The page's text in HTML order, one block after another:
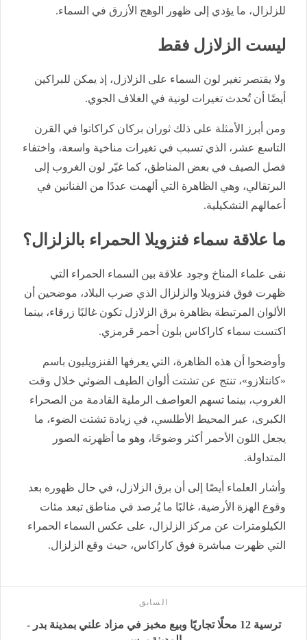
للزلزال، ما يؤدي إلى ظهور الوهج الأزرق في السماء.
ليست الزلازل فقط
ولا يقتصر تغير لون السماء على الزلازل، إذ يمكن للبراكين
أيضًا أن تُحدث تغيرات لونية في الغلاف الجوي.
ومن أبرز الأمثلة على ذلك ثوران بركان كراكاتوا في القرن
التاسع عشر، الذي تسبب في تغيرات مناخية واسعة، واختفاء
فصل الصيف في بعض المناطق، كما غيّر لون الغروب إلى
البرتقالي، وهي الظاهرة التي ألهمت عددًا من الفنانين في
أعمالهم التشكيلية.
ما علاقة سماء فنزويلا الحمراء بالزلزال؟
نفى علماء المناخ وجود علاقة بين السماء الحمراء التي
ظهرت فوق فنزويلا والزلزال الذي ضرب البلاد، موضحين أن
الألوان المرتبطة بظاهرة برق الزلازل تكون غالبًا زرقاء، بينما
اكتست سماء كاراكاس بلون أحمر قرمزي.
وأوضحوا أن هذه الظاهرة، التي يعرفها الفنزويليون باسم
«كانتلازو»، تنتج عن تشتت ألوان الطيف الضوئي خلال وقت
الغروب، بينما تسهم العواصف الرملية القادمة من الصحراء
الكبرى، عبر المحيط الأطلسي، في زيادة تشتت الضوء، ما
يجعل اللون الأحمر أكثر وضوحًا، وهو ما أظهرته الصور
المتداولة.
وأشار العلماء أيضًا إلى أن برق الزلازل، في حال ظهوره بعد
وقوع الهزة الأرضية، غالبًا ما يُرصد في مناطق تبعد مئات
الكيلومترات عن مركز الزلزال، على عكس السماء الحمراء
التي ظهرت مباشرة فوق كاراكاس، حيث وقع الزلزال.
السابق
ترسية 12 محلًا تجاريًا وبيع مخبز في مزاد علني بمدينة بدر -